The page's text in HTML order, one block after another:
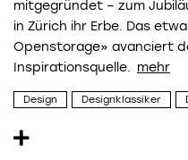
mitgegründet – zum
in Zürich ihr Erbe. Das
Openstorage» avanciert
Inspirationsquelle.
Design Designklassiker